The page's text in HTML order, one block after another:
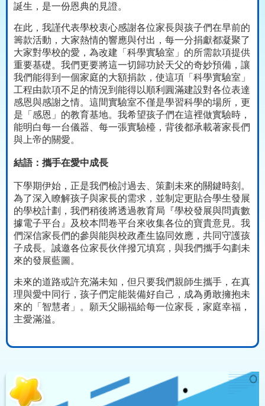
誕生，是一份恩典的見證。
在此，我謹代表學校衷心感謝各位家長與孩子們在早前的
籌款活動，大家熱情的響應與付出，每一分捐獻都凝聚了
大家對學校的愛，為改建「科學實驗室」的所需款項提供
重要基礎。我們更要將這一切歸功於天父的奇妙預備，讓
我們能得到一個家庭的大額捐款，使這項「科學實驗室」
工程由款項不足的情況到能得以順利圓滿建設對各位表達
感恩與感謝之情。這間實驗室不僅是學習科學的場所，更
是「感恩」的教育基地。我希望孩子們在這裡做實驗時，
能明白每一台儀器、每一張實驗檯，背後都承載著家長們
與上帝的關愛。
結語：攜手在愛中成長
下學期伊始，正是我們檢討過去、策劃未來的關鍵時刻。
為了深入瞭解孩子與家長的需求，並制定更貼合學生發展
的學校計劃，我們稍後將透過教育局『學校發展與問責數
據電子平台』及校本問卷平台來收集各位的寶貴意見。我
們深信家長們的參與能與校政產生協同效應，共同守護孩
子成長。誠邀各位家長伙伴撥冗填寫，與我們攜手勾劃未
來的發展藍圖。
未來的道路或許充滿未知，但只要我們親師生攜手，在真
理與愛中同行，孩子們定能裝備好自己，成為勇敢擁抱未
來的「智慧者」。願天父賜福給每一位家長，家庭幸福，
主愛滿溢。